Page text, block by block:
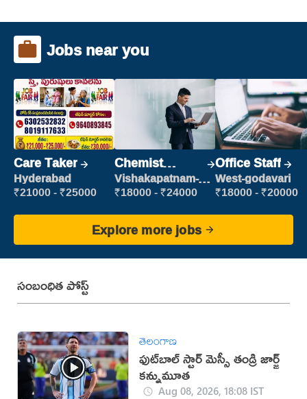
Jobs near you
Care Taker
Hyderabad
₹21000 - ₹25000
Chemist
Production
Executive
Vishakapatnam-
new
₹18000 - ₹24000
Office Staff
West-godavari
₹18000 - ₹20000
Explore more jobs
సంబంధిత పోస్ట్
తెలంగాణ
ఫుట్‌బాల్ స్టార్ మెస్సీ తండ్రి జార్జ్
కన్నుమూత
Aug 08, 2026, 18:08 IST